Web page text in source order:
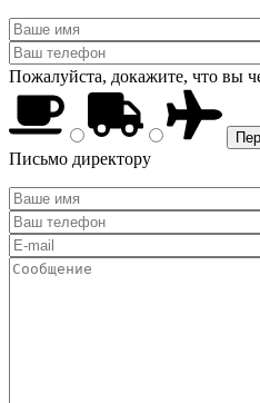
Пожалуйста, докажите, что вы
Письмо директору